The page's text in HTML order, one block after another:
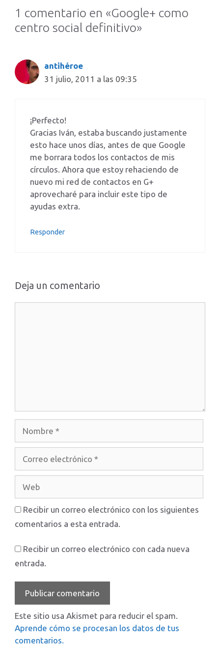
1 comentario en «Google+ como
centro social definitivo»
antihéroe
31 julio, 2011 a las 09:35
¡Perfecto!
Gracias Iván, estaba buscando justamente
esto hace unos días, antes de que Google
me borrara todos los contactos de mis
círculos. Ahora que estoy rehaciendo de
nuevo mi red de contactos en G+
aprovecharé para incluir este tipo de
ayudas extra.
Responder
Deja un comentario
electrónico
Recibir un correo electrónico con los siguientes
comentarios a esta entrada.
Recibir un correo electrónico con cada nueva
entrada.
Este sitio usa Akismet para reducir el spam.
Aprende cómo se procesan los datos de tus
comentarios.